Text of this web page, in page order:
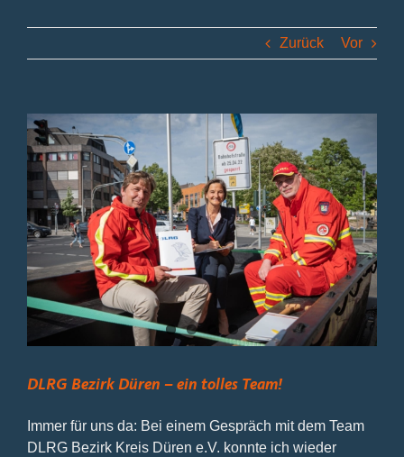
Zurück Vor
Zeige
grösseres
Bild
DLRG Bezirk Düren – ein tolles Team!
Immer für uns da: Bei einem Gespräch mit dem Team
DLRG Bezirk Kreis Düren e.V. konnte ich wieder